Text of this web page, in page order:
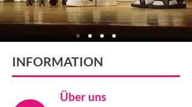
INFORMATION
Über uns